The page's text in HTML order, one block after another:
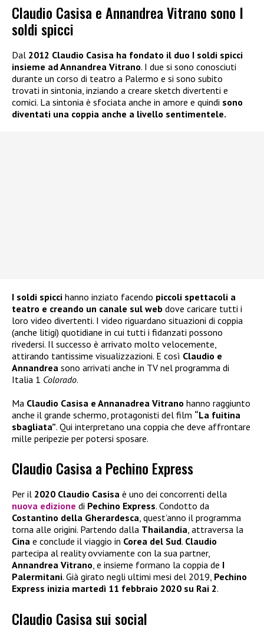
Claudio Casisa e Annandrea Vitrano sono I
soldi spicci
Dal 2012 Claudio Casisa ha fondato il duo I soldi spicci
insieme ad Annandrea Vitrano. I due si sono conosciuti
durante un corso di teatro a Palermo e si sono subito
trovati in sintonia, inziando a creare sketch divertenti e
comici. La sintonia è sfociata anche in amore e quindi sono
diventati una coppia anche a livello sentimentele.
I soldi spicci hanno inziato facendo piccoli spettacoli a
teatro e creando un canale sul web dove caricare tutti i
loro video divertenti. I video riguardano situazioni di coppia
(anche litigi) quotidiane in cui tutti i fidanzati possono
rivedersi. Il successo è arrivato molto velocemente,
attirando tantissime visualizzazioni. E così Claudio e
Annandrea sono arrivati anche in TV nel programma di
Italia 1 Colorado.
Ma Claudio Casisa e Annanadrea Vitrano hanno raggiunto
anche il grande schermo, protagonisti del film “La fuitina
sbagliata”. Qui interpretano una coppia che deve affrontare
mille peripezie per potersi sposare.
Claudio Casisa a Pechino Express
Per il 2020 Claudio Casisa è uno dei concorrenti della
nuova edizione di Pechino Express. Condotto da
Costantino della Gherardesca, quest’anno il programma
torna alle origini. Partendo dalla Thailandia, attraversa la
Cina e conclude il viaggio in Corea del Sud. Claudio
partecipa al reality ovviamente con la sua partner,
Annandrea Vitrano, e insieme formano la coppia de I
Palermitani. Già girato negli ultimi mesi del 2019, Pechino
Express inizia martedì 11 febbraio 2020 su Rai 2.
Claudio Casisa sui social